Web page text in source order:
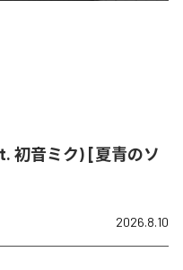
初音ミク) [夏青のソ
2026.8.10